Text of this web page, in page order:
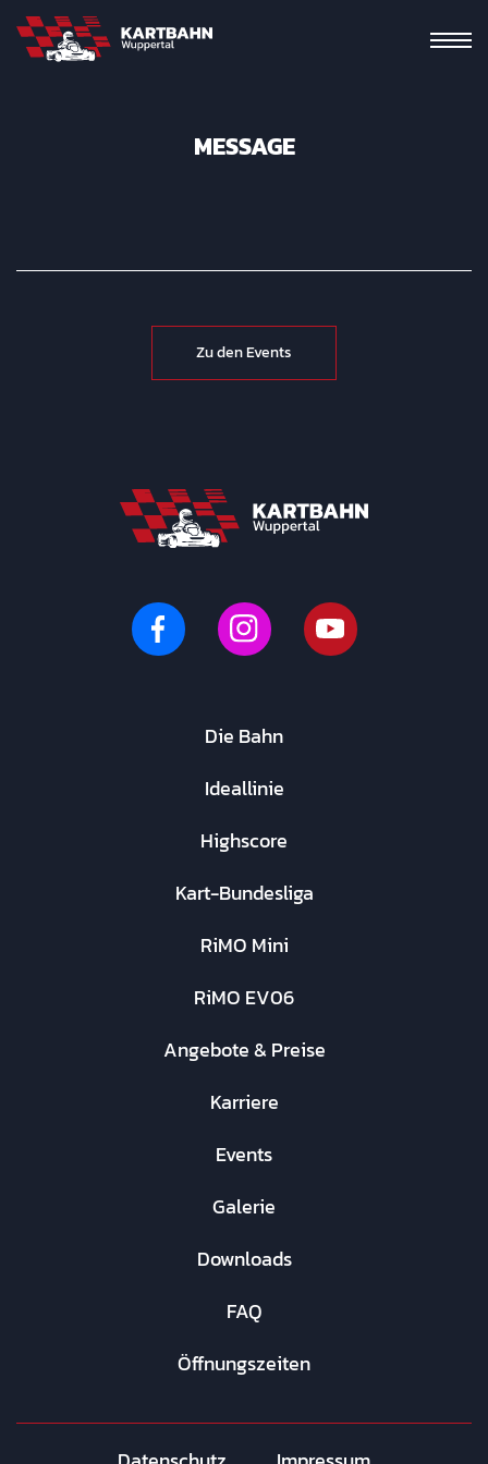
MESSAGE
Zu den Events
Die Bahn
Ideallinie
Highscore
Kart-Bundesliga
RiMO Mini
RiMO EV06
Angebote & Preise
Karriere
Events
Galerie
Downloads
FAQ
Öffnungszeiten